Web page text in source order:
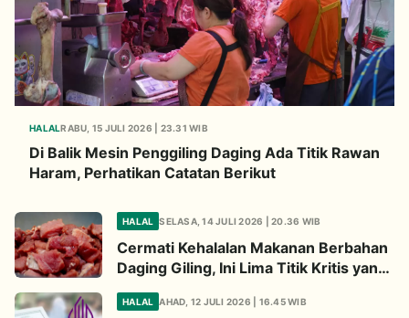
HALALRABU, 15 JULI 2026 | 23.31 WIB
Di Balik Mesin Penggiling Daging Ada Titik Rawan
Haram, Perhatikan Catatan Berikut
HALAL SELASA, 14 JULI 2026 | 20.36 WIB
Cermati Kehalalan Makanan Berbahan
Daging Giling, Ini Lima Titik Kritis yang
Wajib Diperhatikan
HALAL AHAD, 12 JULI 2026 | 16.45 WIB